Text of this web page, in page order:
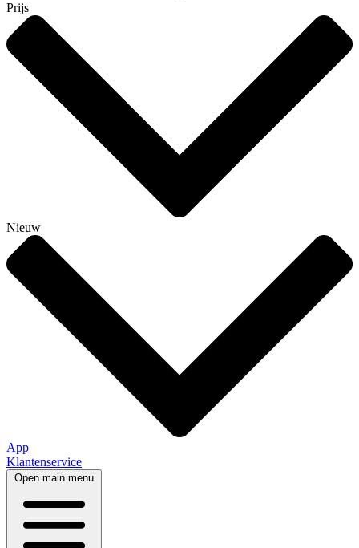
Prijs
Nieuw
App
Klantenservice
Open main menu